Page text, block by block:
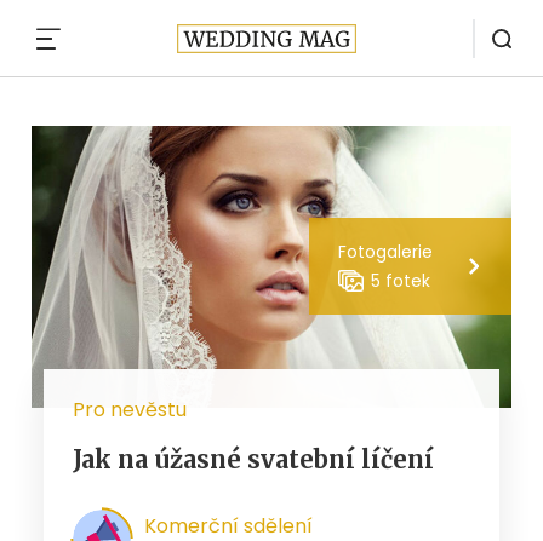
Fotogalerie
5 fotek
Pro nevěstu
Jak na úžasné svatební líčení
Komerční sdělení